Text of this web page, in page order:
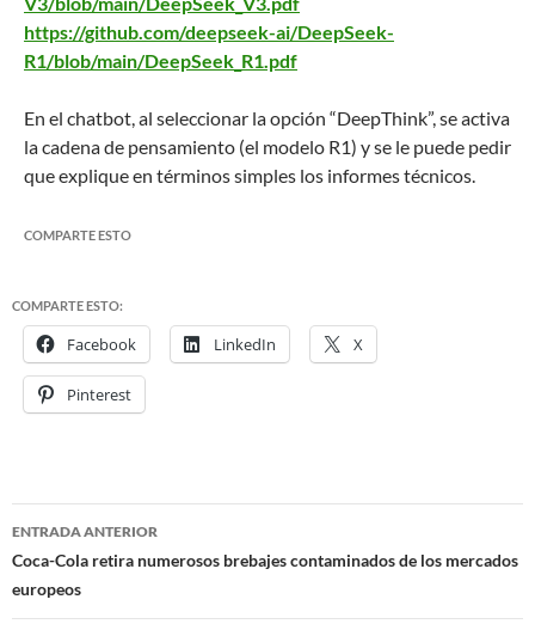
https://github.com/deepseek-ai/DeepSeek-
R1/blob/main/DeepSeek_R1.pdf
En el chatbot, al seleccionar la opción “DeepThink”, se activa
la cadena de pensamiento (el modelo R1) y se le puede pedir
que explique en términos simples los informes técnicos.
COMPARTE ESTO
COMPARTE ESTO:
Facebook LinkedIn X
Pinterest
Navegación
de
ENTRADA ANTERIOR
Coca-Cola retira numerosos brebajes contaminados de los mercados
europeos